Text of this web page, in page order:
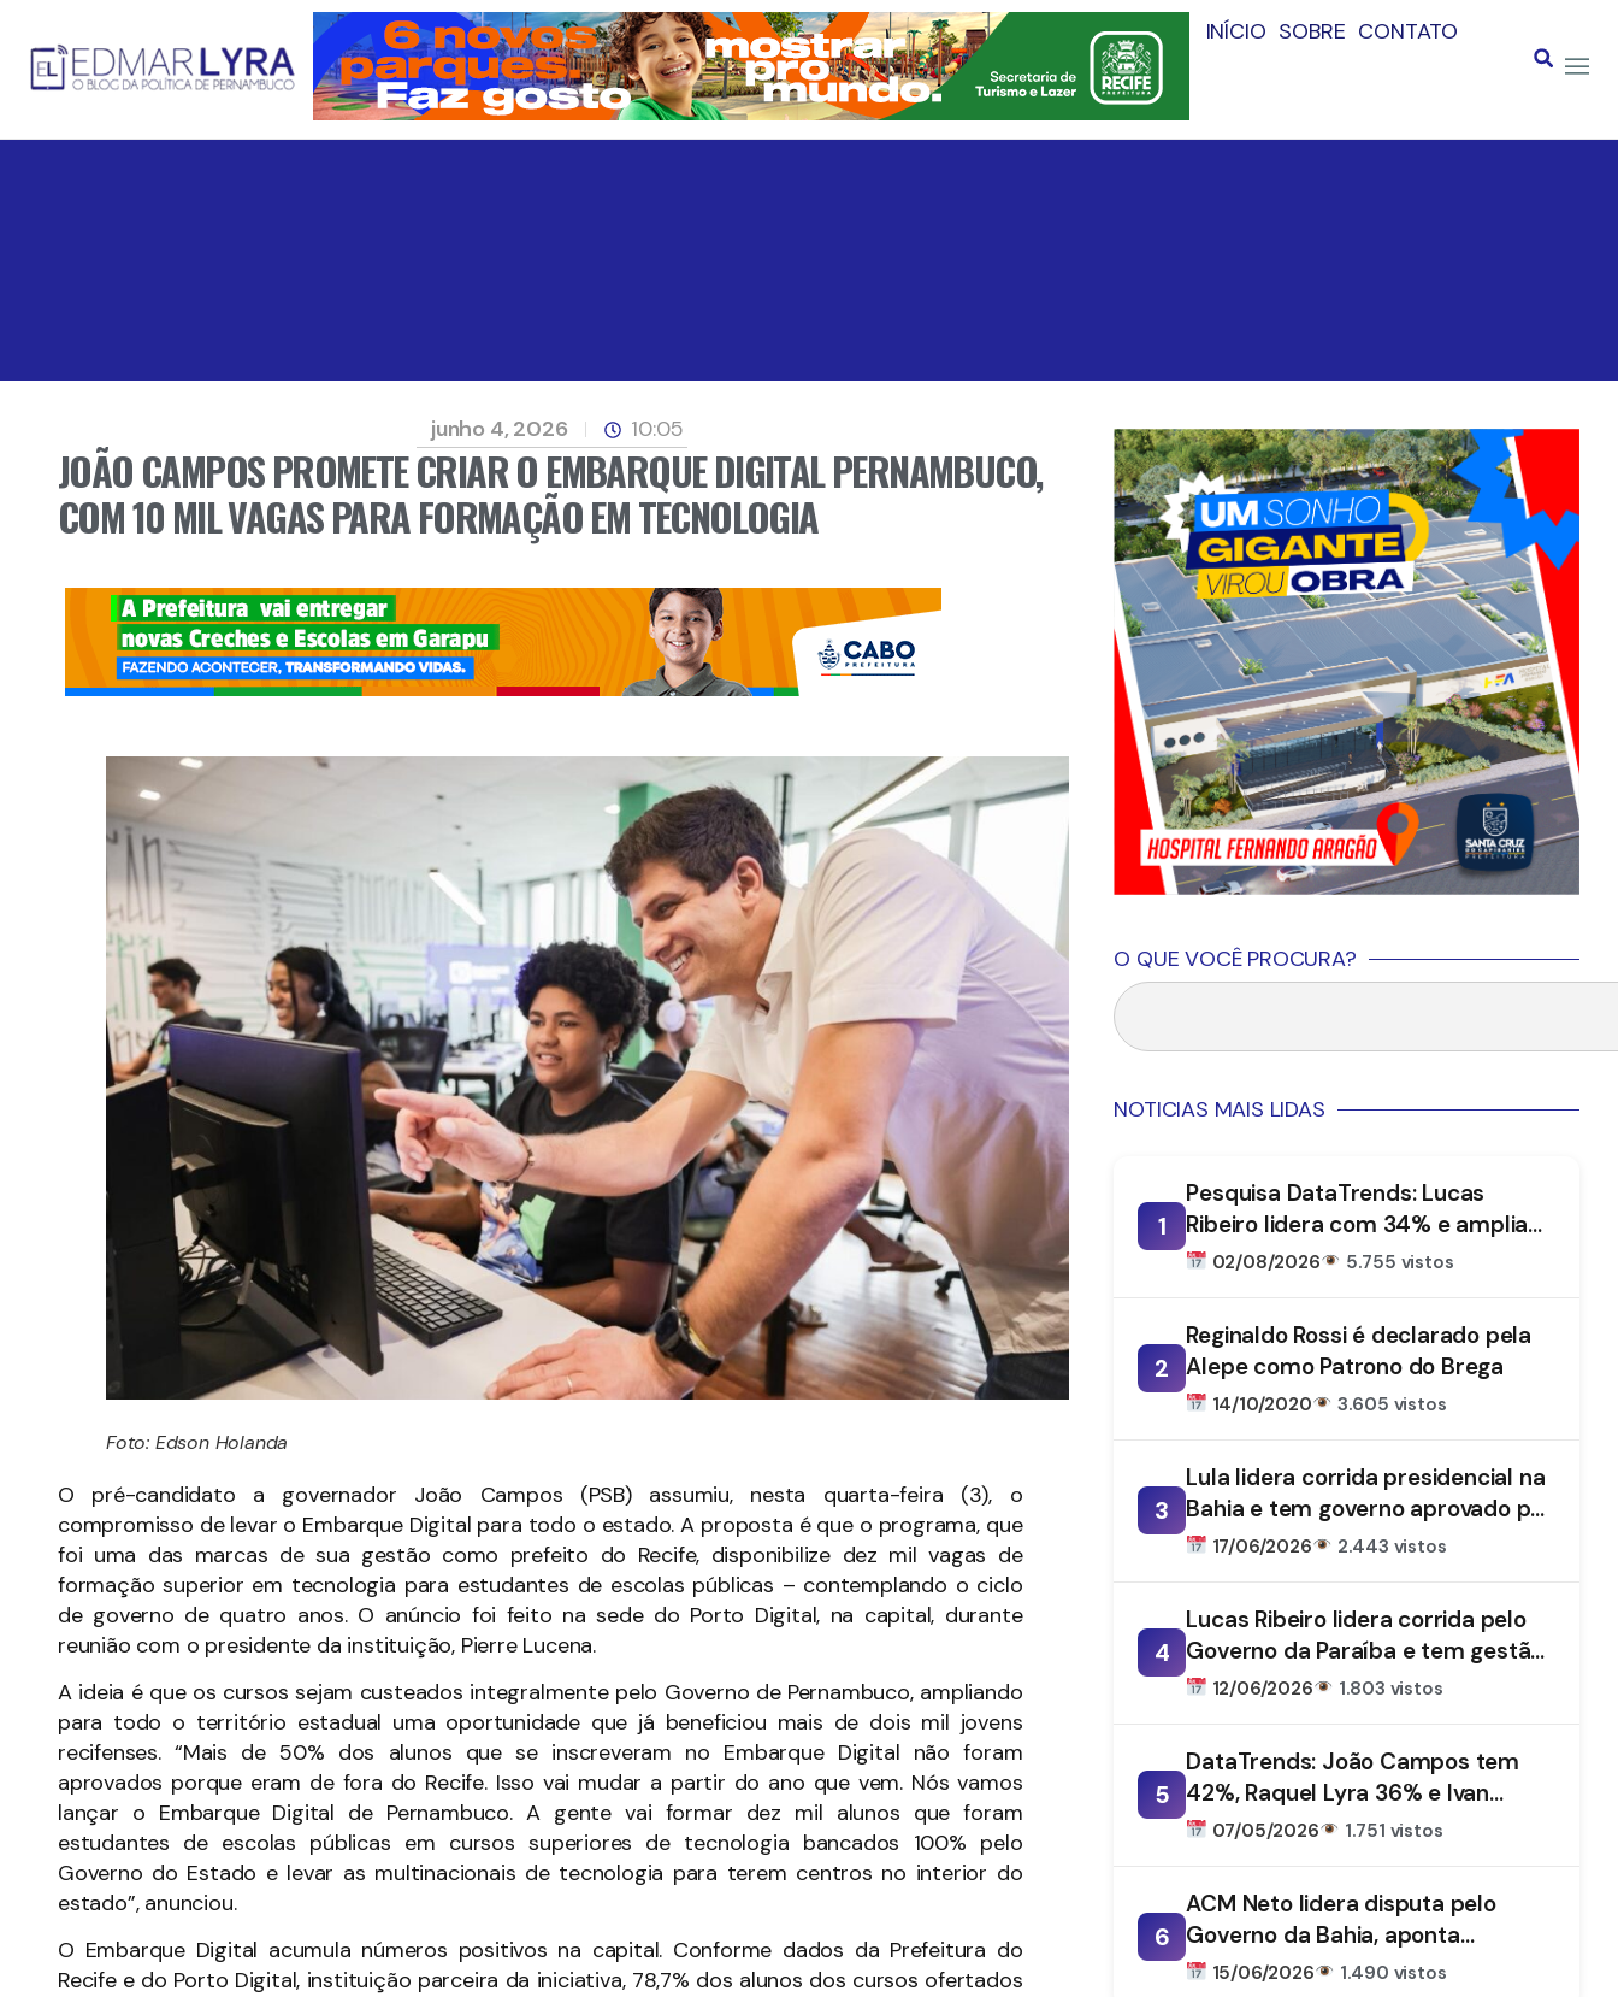
INÍCIO SOBRE CONTATO
junho 4, 2026 10:05
JOÃO CAMPOS PROMETE CRIAR O EMBARQUE DIGITAL PERNAMBUCO,
COM 10 MIL VAGAS PARA FORMAÇÃO EM TECNOLOGIA
Foto: Edson Holanda
O pré-candidato a governador João Campos (PSB) assumiu, nesta quarta-feira (3), o
compromisso de levar o Embarque Digital para todo o estado. A proposta é que o programa, que
foi uma das marcas de sua gestão como prefeito do Recife, disponibilize dez mil vagas de
formação superior em tecnologia para estudantes de escolas públicas – contemplando o ciclo
de governo de quatro anos. O anúncio foi feito na sede do Porto Digital, na capital, durante
reunião com o presidente da instituição, Pierre Lucena.
A ideia é que os cursos sejam custeados integralmente pelo Governo de Pernambuco, ampliando
para todo o território estadual uma oportunidade que já beneficiou mais de dois mil jovens
recifenses. “Mais de 50% dos alunos que se inscreveram no Embarque Digital não foram
aprovados porque eram de fora do Recife. Isso vai mudar a partir do ano que vem. Nós vamos
lançar o Embarque Digital de Pernambuco. A gente vai formar dez mil alunos que foram
estudantes de escolas públicas em cursos superiores de tecnologia bancados 100% pelo
Governo do Estado e levar as multinacionais de tecnologia para terem centros no interior do
estado”, anunciou.
O Embarque Digital acumula números positivos na capital. Conforme dados da Prefeitura do
Recife e do Porto Digital, instituição parceira da iniciativa, 78,7% dos alunos dos cursos ofertados
O QUE VOCÊ PROCURA?
NOTICIAS MAIS LIDAS
1
Pesquisa DataTrends: Lucas
Ribeiro lidera com 34% e amplia
vantagem na disputa pelo
02/08/2026 5.755 vistos
2
Reginaldo Rossi é declarado pela
Alepe como Patrono do Brega
14/10/2020 3.605 vistos
3
Lula lidera corrida presidencial na
Bahia e tem governo aprovado por
61%, aponta DataTrends
17/06/2026 2.443 vistos
4
Lucas Ribeiro lidera corrida pelo
Governo da Paraíba e tem gestão
aprovada por 66%, aponta
12/06/2026 1.803 vistos
5
DataTrends: João Campos tem
42%, Raquel Lyra 36% e Ivan
Moraes 1%
07/05/2026 1.751 vistos
6
ACM Neto lidera disputa pelo
Governo da Bahia, aponta
DataTrends
15/06/2026 1.490 vistos